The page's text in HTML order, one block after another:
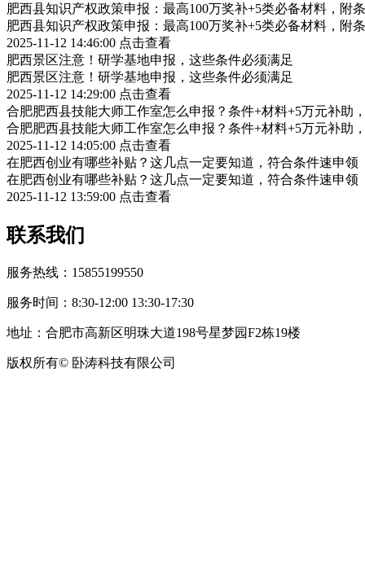
肥西县知识产权政策申报：最高100万奖补+5类必备材料，附
肥西县知识产权政策申报：最高100万奖补+5类必备材料，附
2025-11-12 14:46:00 点击查看
肥西景区注意！研学基地申报，这些条件必须满足
肥西景区注意！研学基地申报，这些条件必须满足
2025-11-12 14:29:00 点击查看
合肥肥西县技能大师工作室怎么申报？条件+材料+5万元补助
合肥肥西县技能大师工作室怎么申报？条件+材料+5万元补助
2025-11-12 14:05:00 点击查看
在肥西创业有哪些补贴？这几点一定要知道，符合条件速申领
在肥西创业有哪些补贴？这几点一定要知道，符合条件速申领
2025-11-12 13:59:00 点击查看
联系我们
服务热线：15855199550
服务时间：8:30-12:00 13:30-17:30
地址：合肥市高新区明珠大道198号星梦园F2栋19楼
版权所有© 卧涛科技有限公司